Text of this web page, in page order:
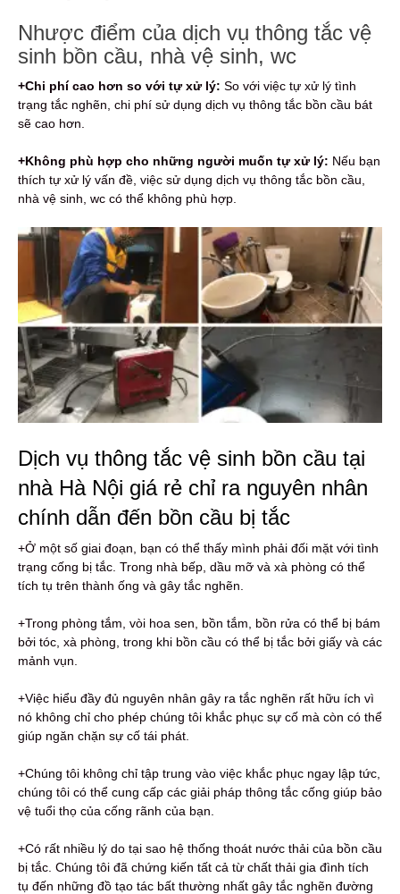
Nhược điểm của dịch vụ thông tắc vệ
sinh bồn cầu, nhà vệ sinh, wc
+Chi phí cao hơn so với tự xử lý: So với việc tự xử lý tình
trạng tắc nghẽn, chi phí sử dụng dịch vụ thông tắc bồn cầu bát
sẽ cao hơn.
+Không phù hợp cho những người muốn tự xử lý: Nếu bạn
thích tự xử lý vấn đề, việc sử dụng dịch vụ thông tắc bồn cầu,
nhà vệ sinh, wc có thể không phù hợp.
Dịch vụ thông tắc vệ sinh bồn cầu tại
nhà Hà Nội giá rẻ chỉ ra nguyên nhân
chính dẫn đến bồn cầu bị tắc
+Ở một số giai đoạn, bạn có thể thấy mình phải đối mặt với tình
trạng cống bị tắc. Trong nhà bếp, dầu mỡ và xà phòng có thể
tích tụ trên thành ống và gây tắc nghẽn.
+Trong phòng tắm, vòi hoa sen, bồn tắm, bồn rửa có thể bị bám
bởi tóc, xà phòng, trong khi bồn cầu có thể bị tắc bởi giấy và các
mảnh vụn.
+Việc hiểu đầy đủ nguyên nhân gây ra tắc nghẽn rất hữu ích vì
nó không chỉ cho phép chúng tôi khắc phục sự cố mà còn có thể
giúp ngăn chặn sự cố tái phát.
+Chúng tôi không chỉ tập trung vào việc khắc phục ngay lập tức,
chúng tôi có thể cung cấp các giải pháp thông tắc cống giúp bảo
vệ tuổi thọ của cống rãnh của bạn.
+Có rất nhiều lý do tại sao hệ thống thoát nước thải của bồn cầu
bị tắc. Chúng tôi đã chứng kiến ​​tất cả từ chất thải gia đình tích
tụ đến những đồ tạo tác bất thường nhất gây tắc nghẽn đường